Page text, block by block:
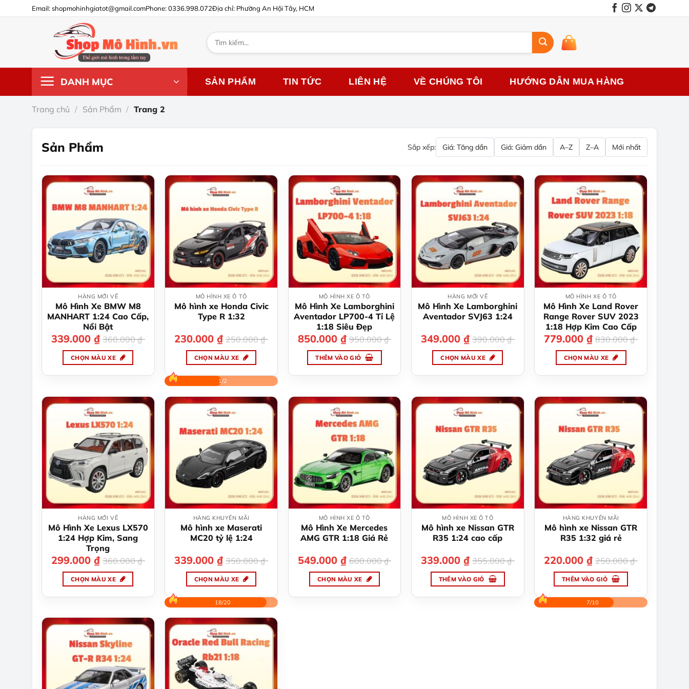
đến
Email: shopmohinhgiatot@gmail.comPhone: 0336.998.072Địa chỉ: Phường An Hội Tây, HCM
Tìm
kiếm:
DANH MỤC SẢN PHẨM TIN TỨC LIÊN HỆ VỀ CHÚNG TÔI HƯỚNG DẪN MUA HÀNG
Trang chủ / Sản Phẩm / Trang 2
Sản Phẩm Sắp xếp: Giá: Tăng dần Giá: Giảm dần A–Z Z–A Mới nhất
HÀNG MỚI VỀ
Mô Hình Xe BMW M8
MANHART 1:24 Cao Cấp,
Nổi Bật
360.000₫
Giá
gốc
là:
360.000 ₫.
339.000 ₫Giá
hiện
tại
là:
339.000 ₫.
CHỌN MÀU XE
có
nhiều
biến
thể.
Các
tùy
chọn
có
thể
được
chọn
trên
trang
sản
phẩm
MÔ HÌNH XE Ô TÔ
Mô hình xe Honda Civic
Type R 1:32
250.000₫
Giá
gốc
là:
250.000 ₫.
230.000₫Giá
hiện
tại
là:
230.000 ₫.
CHỌN MÀU XE
phẩm
có
nhiều
biến
thể.
Các
tùy
chọn
có
thể
được
chọn
trên
sản
phẩm
1/2
MÔ HÌNH XE Ô TÔ
Mô Hình Xe Lamborghini
Aventador LP700-4 Tỉ Lệ
1:18 Siêu Đẹp
950.000₫
Giá
gốc
là:
950.000 ₫.
850.000 ₫Giá
hiện
tại
là:
850.000 ₫.
THÊM VÀO GIỎ
HÀNG MỚI VỀ
Mô Hình Xe Lamborghini
Aventador SVJ63 1:24
390.000₫
Giá
gốc
là:
390.000 ₫.
349.000 ₫Giá
hiện
tại
là:
349.000 ₫.
CHỌN MÀU XE
có
nhiều
biến
Các
tùy
chọn
thể
được
chọn
trên
sản
phẩm
MÔ HÌNH XE Ô TÔ
Mô Hình Xe Land Rover
Range Rover SUV 2023
1:18 Hợp Kim Cao Cấp
830.000₫
Giá
gốc
là:
830.000 ₫.
779.000₫Giá
hiện
tại
là:
779.000 ₫.
CHỌN MÀU XE
có
nhiều
biến
Các
tùy
chọn
thể
được
chọn
trên
sản
phẩm
HÀNG MỚI VỀ
Mô Hình Xe Lexus LX570
1:24 Hợp Kim, Sang
Trọng
360.000₫
Giá
gốc
là:
360.000 ₫.
299.000 ₫Giá
hiện
tại
là:
299.000 ₫.
CHỌN MÀU XE
có
nhiều
biến
thể.
Các
tùy
HÀNG KHUYẾN MÃI
Mô hình xe Maserati
MC20 tỷ lệ 1:24
350.000₫
Giá
gốc
là:
350.000 ₫.
339.000₫Giá
hiện
tại
là:
339.000 ₫.
CHỌN MÀU XE
phẩm
có
nhiều
thể.
Các
tùy
18/20
MÔ HÌNH XE Ô TÔ
Mô Hình Xe Mercedes
AMG GTR 1:18 Giá Rẻ
600.000₫
Giá
gốc
là:
600.000 ₫.
549.000 ₫Giá
hiện
tại
là:
549.000 ₫.
CHỌN MÀU XE
MÔ HÌNH XE Ô TÔ
Mô hình xe Nissan GTR
R35 1:24 cao cấp
355.000₫
Giá
gốc
là:
355.000 ₫.
339.000 ₫Giá
hiện
tại
là:
339.000 ₫.
THÊM VÀO GIỎ
HÀNG KHUYẾN MÃI
Mô hình xe Nissan GTR
R35 1:32 giá rẻ
250.000₫
Giá
gốc
là:
250.000 ₫.
220.000₫Giá
hiện
tại
là:
220.000 ₫.
THÊM VÀO GIỎ
7/10